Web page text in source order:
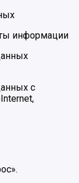
информации
с